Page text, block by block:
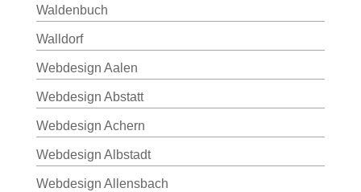
Waldenbuch
Walldorf
Webdesign Aalen
Webdesign Abstatt
Webdesign Achern
Webdesign Albstadt
Webdesign Allensbach